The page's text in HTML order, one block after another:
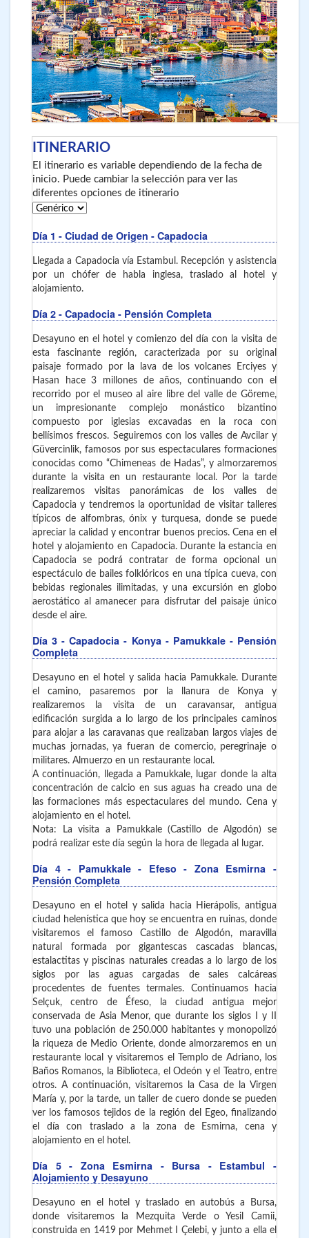
ITINERARIO
El itinerario es variable dependiendo de la fecha de
inicio. Puede cambiar la selección para ver las
diferentes opciones de itinerario
Día 1 - Ciudad de Origen - Capadocia
Llegada a Capadocia vía Estambul. Recepción y asistencia
por un chófer de habla inglesa, traslado al hotel y
alojamiento.
Día 2 - Capadocia - Pensión Completa
Desayuno en el hotel y comienzo del día con la visita de
esta fascinante región, caracterizada por su original
paisaje formado por la lava de los volcanes Erciyes y
Hasan hace 3 millones de años, continuando con el
recorrido por el museo al aire libre del valle de Göreme,
un impresionante complejo monástico bizantino
compuesto por iglesias excavadas en la roca con
bellísimos frescos. Seguiremos con los valles de Avcilar y
Güvercinlik, famosos por sus espectaculares formaciones
conocidas como “Chimeneas de Hadas”, y almorzaremos
durante la visita en un restaurante local. Por la tarde
realizaremos visitas panorámicas de los valles de
Capadocia y tendremos la oportunidad de visitar talleres
típicos de alfombras, ónix y turquesa, donde se puede
apreciar la calidad y encontrar buenos precios. Cena en el
hotel y alojamiento en Capadocia. Durante la estancia en
Capadocia se podrá contratar de forma opcional un
espectáculo de bailes folklóricos en una típica cueva, con
bebidas regionales ilimitadas, y una excursión en globo
aerostático al amanecer para disfrutar del paisaje único
desde el aire.
Día 3 - Capadocia - Konya - Pamukkale - Pensión
Completa
Desayuno en el hotel y salida hacia Pamukkale. Durante
el camino, pasaremos por la llanura de Konya y
realizaremos la visita de un caravansar, antigua
edificación surgida a lo largo de los principales caminos
para alojar a las caravanas que realizaban largos viajes de
muchas jornadas, ya fueran de comercio, peregrinaje o
militares. Almuerzo en un restaurante local.
A continuación, llegada a Pamukkale, lugar donde la alta
concentración de calcio en sus aguas ha creado una de
las formaciones más espectaculares del mundo. Cena y
alojamiento en el hotel.
Nota: La visita a Pamukkale (Castillo de Algodón) se
podrá realizar este día según la hora de llegada al lugar.
Día 4 - Pamukkale - Efeso - Zona Esmirna-
Pensión Completa
Desayuno en el hotel y salida hacia Hierápolis, antigua
ciudad helenística que hoy se encuentra en ruinas, donde
visitaremos el famoso Castillo de Algodón, maravilla
natural formada por gigantescas cascadas blancas,
estalactitas y piscinas naturales creadas a lo largo de los
siglos por las aguas cargadas de sales calcáreas
procedentes de fuentes termales. Continuamos hacia
Selçuk, centro de Éfeso, la ciudad antigua mejor
conservada de Asia Menor, que durante los siglos I y II
tuvo una población de 250.000 habitantes y monopolizó
la riqueza de Medio Oriente, donde almorzaremos en un
restaurante local y visitaremos el Templo de Adriano, los
Baños Romanos, la Biblioteca, el Odeón y el Teatro, entre
otros. A continuación, visitaremos la Casa de la Virgen
María y, por la tarde, un taller de cuero donde se pueden
ver los famosos tejidos de la región del Egeo, finalizando
el día con traslado a la zona de Esmirna, cena y
alojamiento en el hotel.
Día 5 - Zona Esmirna - Bursa - Estambul-
Alojamiento y Desayuno
Desayuno en el hotel y traslado en autobús a Bursa,
donde visitaremos la Mezquita Verde o Yesil Camii,
construida en 1419 por Mehmet I Çelebi, y junto a ella el